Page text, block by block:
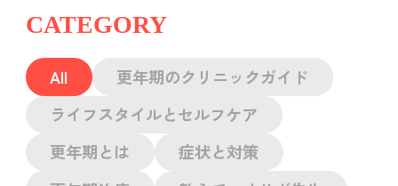
CATEGORY
All
更年期のクリニックガイド
ライフスタイルとセルフケア
更年期とは
症状と対策